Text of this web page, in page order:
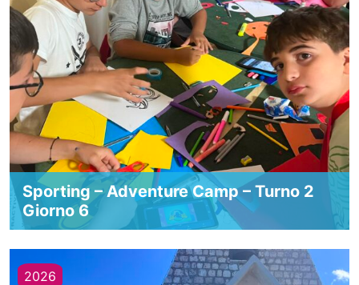
Sporting – Adventure Camp – Turno 2
Giorno 6
2026